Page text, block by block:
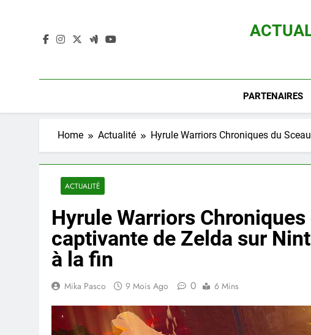
PARTENAIRES
Home Actualité Hyrule Warriors Chroniques du
ACTUALITÉ
Hyrule Warriors
captivante de Zelda sur
à la fin
Mika Pasco 9 Mois Ago 0 6 Mins